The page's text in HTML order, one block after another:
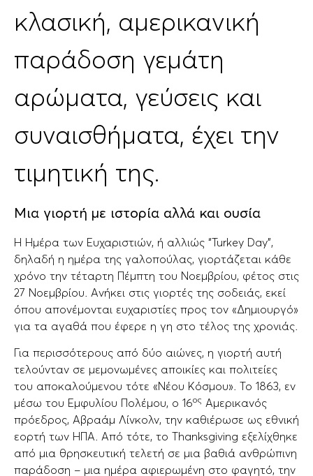
κλασική, αμερικανική
παράδοση γεμάτη
αρώματα, γεύσεις και
συναισθήματα, έχει την
τιμητική της.
Μια γιορτή με ιστορία αλλά και ουσία
Η Ημέρα των Ευχαριστιών, ή αλλιώς “Turkey Day”,
δηλαδή η ημέρα της γαλοπούλας, γιορτάζεται κάθε
χρόνο την τέταρτη Πέμπτη του Νοεμβρίου, φέτος στις
27 Νοεμβρίου. Ανήκει στις γιορτές της σοδειάς, εκεί
όπου απονέμονται ευχαριστίες προς τον «Δημιουργό»
για τα αγαθά που έφερε η γη στο τέλος της χρονιάς.
Για περισσότερους από δύο αιώνες, η γιορτή αυτή
τελούνταν σε μεμονωμένες αποικίες και πολιτείες
του αποκαλούμενου τότε «Νέου Κόσμου». Το 1863, εν
μέσω του Εμφυλίου Πολέμου, ο 16ος Αμερικανός
πρόεδρος, Αβραάμ Λίνκολν, την καθιέρωσε ως εθνική
εορτή των ΗΠΑ. Από τότε, το Thanksgiving εξελίχθηκε
από μια θρησκευτική τελετή σε μια βαθιά ανθρώπινη
παράδοση – μια ημέρα αφιερωμένη στο φαγητό, την